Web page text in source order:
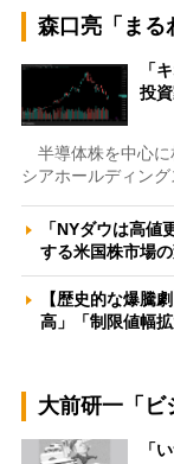
森口亮「まる
「
投
半導体株を中心に
シアホールディン
「NYダウは高
する米国株市場
【歴史的な爆騰
高」「制限値幅
大前研一「ビ
「